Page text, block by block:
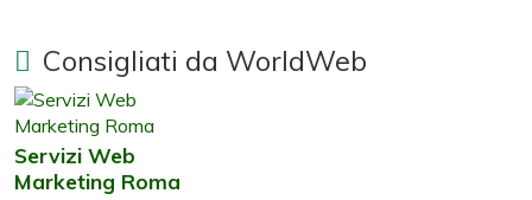
Consigliati da WorldWeb
Servizi Web
Marketing Roma